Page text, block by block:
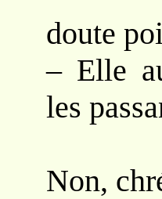
doute
– Elle
les
Non,